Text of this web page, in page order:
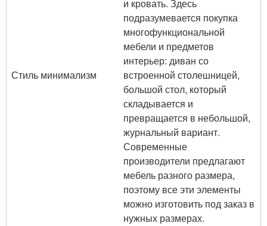
Стиль минимализм
и кровать. Здесь
подразумевается покупка
многофункциональной
мебели и предметов
интерьер: диван со
встроенной столешницей,
большой стол, который
складывается и
превращается в небольшой,
журнальный вариант.
Современные
производители предлагают
мебель разного размера,
поэтому все эти элементы
можно изготовить под заказ в
нужных размерах.